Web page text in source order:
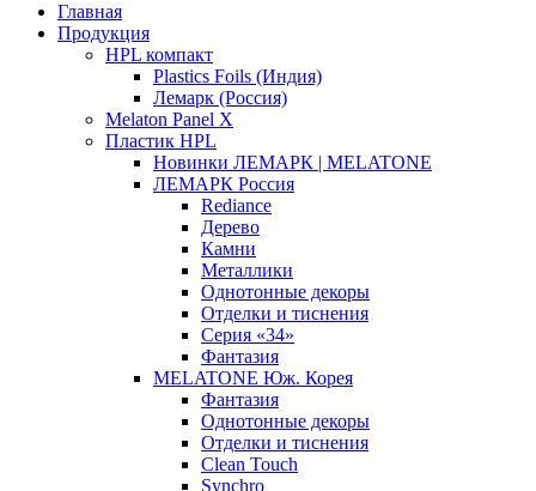
Главная
Продукция
HPL компакт
Plastics Foils (Индия)
Лемарк (Россия)
Melaton Panel X
Пластик HPL
Новинки ЛЕМАРК | MELATONE
ЛЕМАРК Россия
Rediance
Дерево
Камни
Металлики
Однотонные декоры
Отделки и тиснения
Серия «34»
Фантазия
MELATONE Юж. Корея
Фантазия
Однотонные декоры
Отделки и тиснения
Clean Touch
Synchro